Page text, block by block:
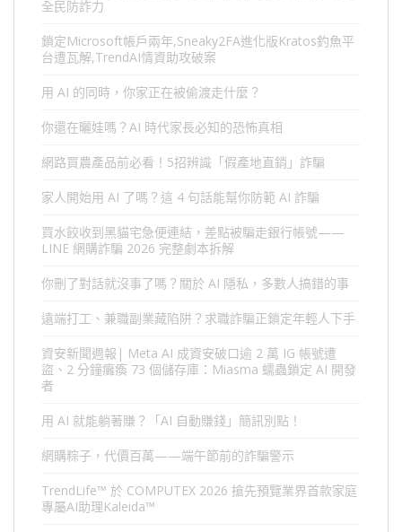
全民防詐力
鎖定Microsoft帳戶兩年,Sneaky2FA進化版Kratos釣魚平
台遭瓦解,TrendAI情資助攻破案
用 AI 的同時，你家正在被偷渡走什麼？
你還在曬娃嗎？AI 時代家長必知的恐怖真相
網路買農產品前必看！5招辨識「假產地直銷」詐騙
家人開始用 AI 了嗎？這 4 句話能幫你防範 AI 詐騙
買水餃收到黑貓宅急便連結，差點被騙走銀行帳號——
LINE 網購詐騙 2026 完整劇本拆解
你刪了對話就沒事了嗎？關於 AI 隱私，多數人搞錯的事
遠端打工、兼職副業藏陷阱？求職詐騙正鎖定年輕人下手
資安新聞週報| Meta AI 成資安破口逾 2 萬 IG 帳號遭
盜、2 分鐘癱瘓 73 個儲存庫：Miasma 蠕蟲鎖定 AI 開發
者
用 AI 就能躺著賺？「AI 自動賺錢」簡訊別點！
網購粽子，代價百萬——端午節前的詐騙警示
TrendLife™ 於 COMPUTEX 2026 搶先預覽業界首款家庭
專屬AI助理Kaleida™